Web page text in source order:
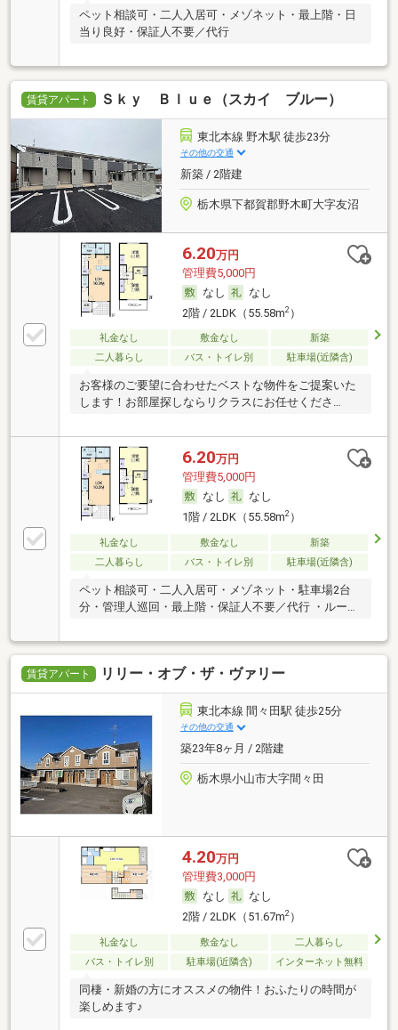
ペット相談可・二人入居可・メゾネット・最上階・日
当り良好・保証人不要／代行
賃貸アパート Ｓｋｙ Ｂｌｕｅ（スカイ ブルー）
東北本線 野木駅 徒歩23分
その他の交通
新築 / 2階建
栃木県下都賀郡野木町大字友沼
6.20万円
管理費5,000円
なし
なし
2階 / 2LDK（55.58m2）
礼金なし 敷金なし
新築
二人暮らし
バス・トイレ別 駐車場(近隣含)
お客様のご要望に合わせたベストな物件をご提案いた
します！お部屋探しならリクラスにお任せくださ
6.20万円
管理費5,000円
なし
なし
1階 / 2LDK（55.58m2）
礼金なし 敷金なし
新築
二人暮らし
バス・トイレ別 駐車場(近隣含)
ペット相談可・二人入居可・メゾネット・駐車場2台
分・管理人巡回・最上階・保証人不要／代行 ・ルーム
賃貸アパート リリー・オブ・ザ・ヴァリー
東北本線 間々田駅 徒歩25分
その他の交通
築23年8ヶ月 / 2階建
栃木県小山市大字間々田
4.20万円
管理費3,000円
なし
なし
2階 / 2LDK（51.67m2）
礼金なし 敷金なし
二人暮らし
バス・トイレ別
駐車場(近隣含) インターネット無料
同棲・新婚の方にオススメの物件！おふたりの時間が
楽しめます♪